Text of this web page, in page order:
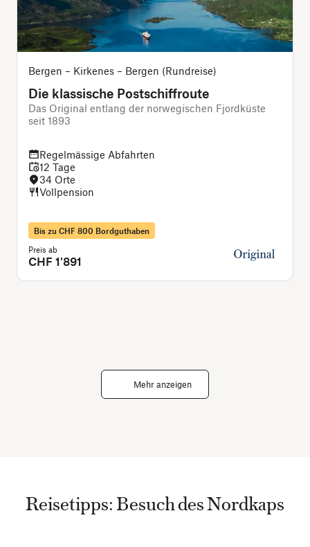
Bergen – Kirkenes – Bergen (Rundreise)
Die klassische Postschiffroute
Das Original entlang der norwegischen Fjordküste
seit 1893
Regelmässige Abfahrten
12 Tage
34 Orte
Vollpension
Bis zu CHF 800 Bordguthaben
Preis ab
CHF 1'891
Mehr anzeigen
Reisetipps: Besuch des Nordkaps